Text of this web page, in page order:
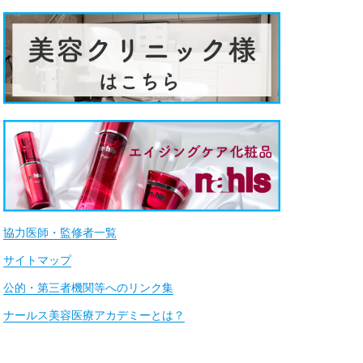
協力医師・監修者一覧
サイトマップ
公的・第三者機関等へのリンク集
ナールス美容医療アカデミーとは？